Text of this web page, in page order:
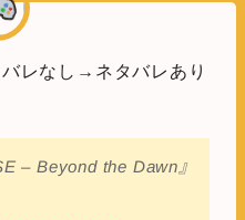
バレなし→ネタバレあり
– Beyond the Dawn』